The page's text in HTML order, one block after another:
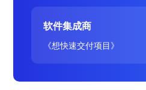
软件集成商
《想快速交付项目》